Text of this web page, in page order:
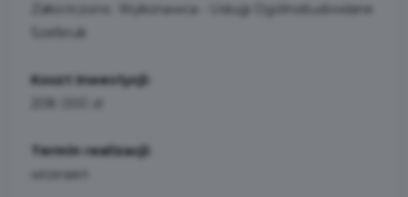
Zakończono. Wykonawca - Usługi Ogólnobudowlane
Szelbruk
Koszt inwestycji:
Termin realizacji:
wrzesień